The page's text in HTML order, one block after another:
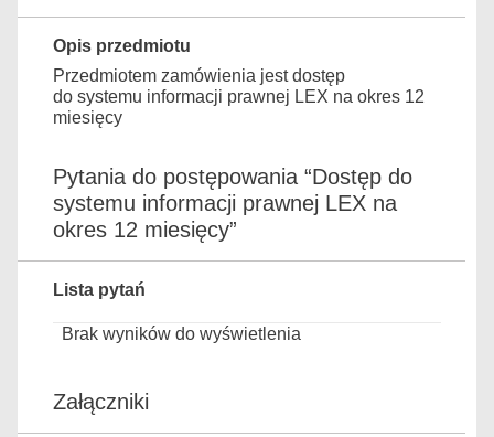
Opis przedmiotu
Przedmiotem zamówienia jest dostęp
do systemu informacji prawnej LEX na okres 12
miesięcy
Pytania do postępowania “Dostęp do
systemu informacji prawnej LEX na
okres 12 miesięcy”
Lista pytań
Brak wyników do wyświetlenia
Załączniki